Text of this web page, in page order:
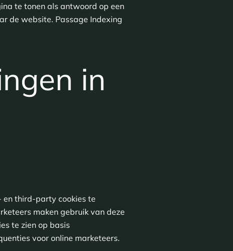
te tonen als antwoord op een
de website. Passage Indexing
in
en third-party cookies te
maken gebruik van deze
te zien op basis
voor online marketeers.